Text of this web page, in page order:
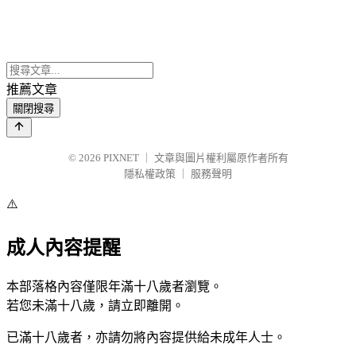
推薦文章
關閉搜尋
© 2026 PIXNET
文章與圖片權利屬原作者所有
隱私權政策
服務聲明
⚠️
成人內容提醒
本部落格內容僅限年滿十八歲者瀏覽。
若您未滿十八歲，請立即離開。
已滿十八歲者，亦請勿將內容提供給未成年人士。